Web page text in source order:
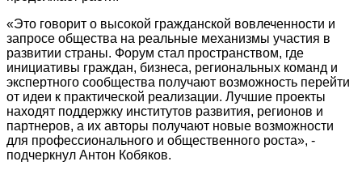
«Это говорит о высокой гражданской вовлеченности и
запросе общества на реальные механизмы участия в
развитии страны. Форум стал пространством, где
инициативы граждан, бизнеса, региональных команд и
экспертного сообщества получают возможность перейти
от идеи к практической реализации. Лучшие проекты
находят поддержку институтов развития, регионов и
партнеров, а их авторы получают новые возможности
для профессионального и общественного роста», -
подчеркнул Антон Кобяков.